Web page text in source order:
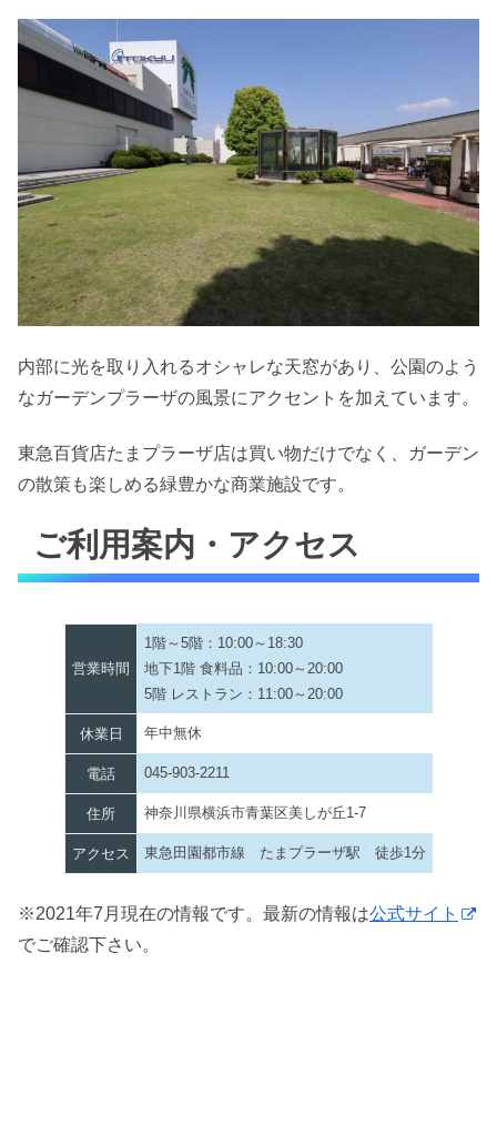
内部に光を取り入れるオシャレな天窓があり、公園のよう
なガーデンプラーザの風景にアクセントを加えています。
東急百貨店たまプラーザ店は買い物だけでなく、ガーデン
の散策も楽しめる緑豊かな商業施設です。
ご利用案内・アクセス
営業時間
1階～5階：10:00～18:30
地下1階 食料品：10:00～20:00
5階 レストラン：11:00～20:00
休業日 年中無休
電話 045-903-2211
住所 神奈川県横浜市青葉区美しが丘1-7
アクセス 東急田園都市線 たまプラーザ駅 徒歩1分
※2021年7月現在の情報です。最新の情報は公式サイト
でご確認下さい。